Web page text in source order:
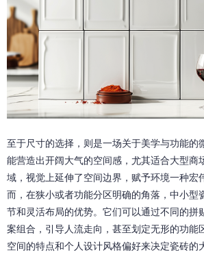
至于尺寸的选择，则是一场关于美学与功能的
能营造出开阔大气的空间感，尤其适合大型商
域，视觉上延伸了空间边界，赋予环境一种宏
而，在狭小或者功能分区明确的角落，中小型
节和灵活布局的优势。它们可以通过不同的拼
案组合，引导人流走向，甚至划定无形的功能
空间的特点和个人设计风格偏好来决定瓷砖的